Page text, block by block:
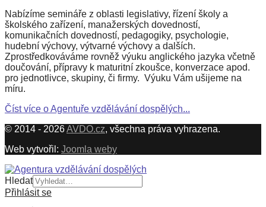
Nabízíme semináře z oblasti legislativy, řízení školy a
školského zařízení, manažerských dovedností,
komunikačních dovedností, pedagogiky, psychologie,
hudební výchovy, výtvarné výchovy a dalších.
Zprostředkováváme rovněž výuku anglického jazyka včetně
doučování, přípravy k maturitní zkoušce, konverzace apod.
pro jednotlivce, skupiny, či firmy. Výuku Vám ušijeme na
míru.
Číst více o Agentuře vzdělávání dospělých...
© 2014 - 2026AVDO.cz, všechna práva vyhrazena.
Web vytvořil: Joomla weby
Hledat
Přihlásit se